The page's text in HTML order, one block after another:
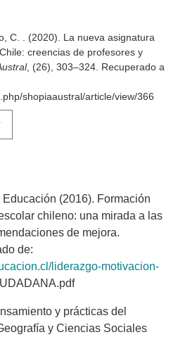
C. . (2020). La nueva asignatura
creencias de profesores y
, (26), 303–324. Recuperado a
shopiaaustral/article/view/366
(2016). Formación
chileno: una mirada a las
de mejora.
de:
liderazgo-motivacion-
y prácticas del
y Ciencias Sociales